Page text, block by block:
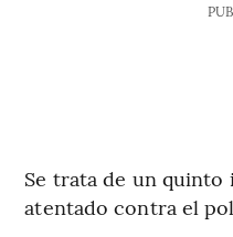
Se trata de un
atentado contra el